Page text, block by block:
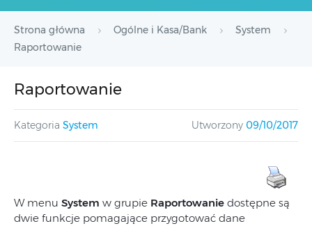
Strona główna Ogólne i Kasa/Bank
System
Raportowanie
Raportowanie
Kategoria System Utworzony 09/10/2017
W menu System w grupie Raportowanie dostępne są
dwie funkcje pomagające przygotować dane